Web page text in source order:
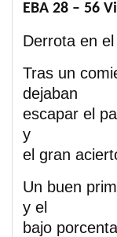
EBA 28 – 56
Derrota en
Tras un
dejaban
escapar el
y
el gran
Un buen
y el
bajo